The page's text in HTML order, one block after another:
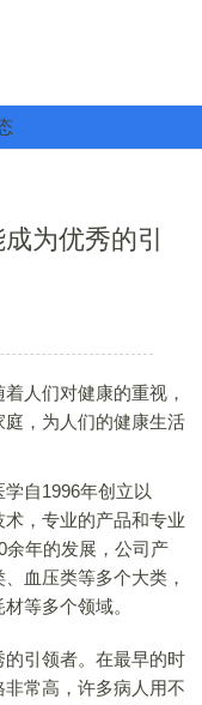
为优秀的引
人们对健康的重视，
，为人们的健康生活
自1996年创立以
，专业的产品和专业
余年的发展，公司产
血压类等多个大类，
等多个领域。
引领者。在最早的时
常高，许多病人用不